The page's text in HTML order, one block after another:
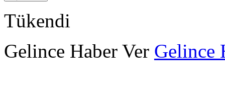
Tükendi
Gelince Haber Ver Gelince